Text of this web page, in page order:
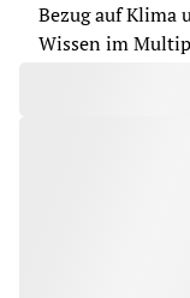
Bezug auf Klima
Wissen im
©
pixabay